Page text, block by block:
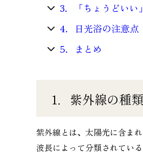
3．「ちょうどいい
4．日光浴の注意点
5．まとめ
1．紫外線の種
紫外線とは、太陽光に含ま
波長によって分類されてい